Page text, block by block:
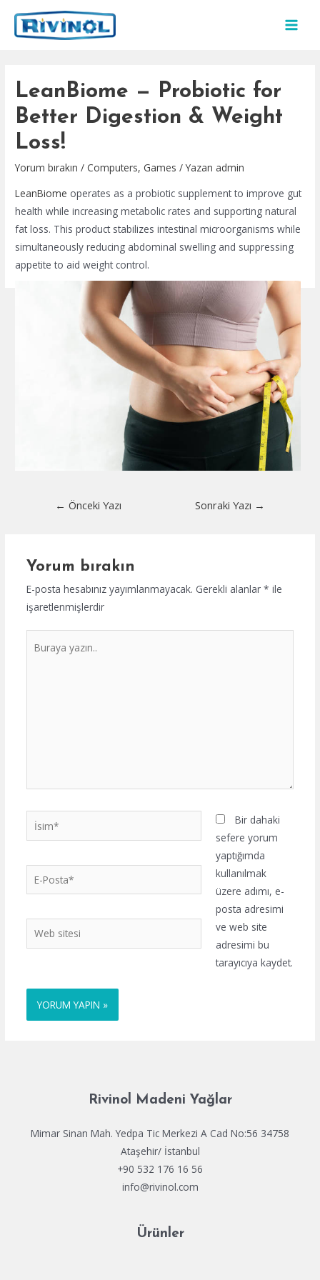
atla
LeanBiome — Probiotic for
Better Digestion & Weight
Loss!
Yorum bırakın /Computers, Games / Yazan admin
LeanBiome operates as a probiotic supplement to improve gut
health while increasing metabolic rates and supporting natural
fat loss. This product stabilizes intestinal microorganisms while
simultaneously reducing abdominal swelling and suppressing
appetite to aid weight control.
← Önceki Yazı Sonraki Yazı →
Yorum bırakın
E-posta hesabınız yayımlanmayacak. Gerekli alanlar * ile
işaretlenmişlerdir
İsim*
Posta*
Web
sitesi
Bir dahaki
sefere yorum
yaptığımda
kullanılmak
üzere adımı, e-
posta adresimi
ve web site
adresimi bu
tarayıcıya kaydet.
Rivinol Madeni Yağlar
Mimar Sinan Mah. Yedpa Tic Merkezi A Cad No:56 34758
Ataşehir/ İstanbul
+90 532 176 16 56
info@rivinol.com
Ürünler